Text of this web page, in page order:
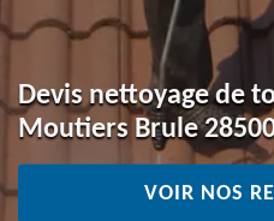
Devis nettoyage de
Moutiers Brule
VOIR NOS